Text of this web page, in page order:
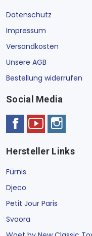
Datenschutz
Impressum
Versandkosten
Unsere AGB
Bestellung widerrufen
Social Media
Hersteller Links
Fürnis
Djeco
Petit Jour Paris
Svoora